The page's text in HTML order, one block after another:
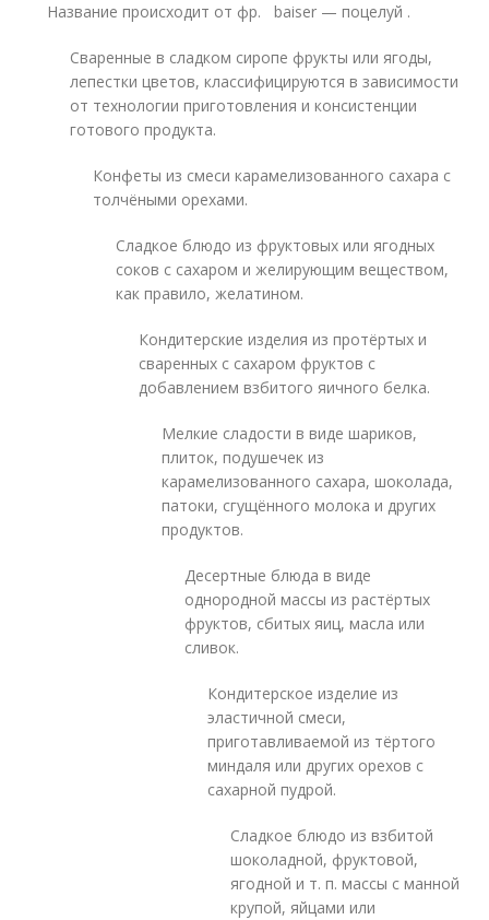
Название происходит от фр. baiser — поцелуй .
Сваренные в сладком сиропе фрукты или ягоды,
лепестки цветов, классифицируются в зависимости
от технологии приготовления и консистенции
готового продукта.
Конфеты из смеси карамелизованного сахара с
толчёными орехами.
Сладкое блюдо из фруктовых или ягодных
соков с сахаром и желирующим веществом,
как правило, желатином.
Кондитерские изделия из протёртых и
сваренных с сахаром фруктов с
добавлением взбитого яичного белка.
Мелкие сладости в виде шариков,
плиток, подушечек из
карамелизованного сахара, шоколада,
патоки, сгущённого молока и других
продуктов.
Десертные блюда в виде
однородной массы из растёртых
фруктов, сбитых яиц, масла или
сливок.
Кондитерское изделие из
эластичной смеси,
приготавливаемой из тёртого
миндаля или других орехов с
сахарной пудрой.
Сладкое блюдо из взбитой
шоколадной, фруктовой,
ягодной и т. п. массы с манной
крупой, яйцами или